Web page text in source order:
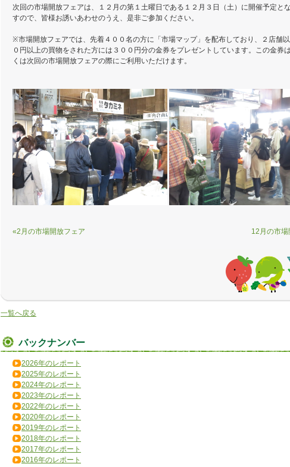
次回の市場開放フェアは、１２月の第１土曜日である１２月３日（土）に開催予定と
すので、皆様お誘いあわせのうえ、是非ご参加ください。
※市場開放フェアでは、先着４００名の方に「市場マップ」を配布しており、２店舗以
０円以上の買物をされた方には３００円分の金券をプレゼントしています。この金券
くは次回の市場開放フェアの際にご利用いただけます。
«2月の市場開放フェア 12月の市
一覧へ戻る
バックナンバー
2026年のレポート
2025年のレポート
2024年のレポート
2023年のレポート
2022年のレポート
2020年のレポート
2019年のレポート
2018年のレポート
2017年のレポート
2016年のレポート